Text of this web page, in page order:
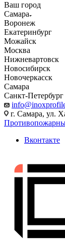
Ваш город
Самара
Воронеж
Екатеринбург
Можайск
Москва
Нижневартовск
Новосибирск
Новочеркасск
Самара
Санкт-Петербург
г. Самара, ул.
Вконтакте